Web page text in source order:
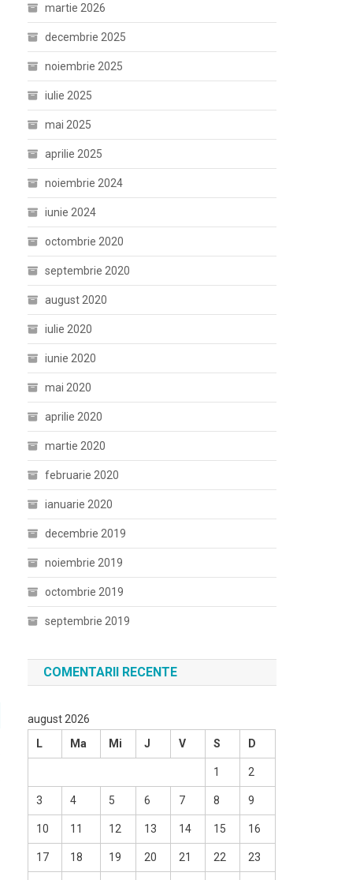
martie 2026
decembrie 2025
noiembrie 2025
iulie 2025
mai 2025
aprilie 2025
noiembrie 2024
iunie 2024
octombrie 2020
septembrie 2020
august 2020
iulie 2020
iunie 2020
mai 2020
aprilie 2020
martie 2020
februarie 2020
ianuarie 2020
decembrie 2019
noiembrie 2019
octombrie 2019
septembrie 2019
COMENTARII RECENTE
august 2026
L
Ma Mi J V S D
1 2
3 4 5 6 7 8 9
10 11 12 13 14 15 16
17 18 19 20 21 22 23